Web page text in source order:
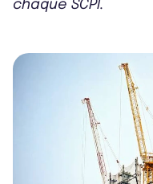
chaque SCPI.